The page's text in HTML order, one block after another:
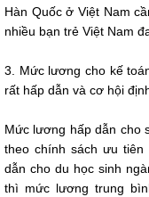
Hàn Quốc ở Việt Nam
nhiều bạn trẻ Việt Nam
3. Mức lương cho kế
rất hấp dẫn và cơ hội
Mức lương hấp dẫn cho
theo chính sách ưu
dẫn cho du học sinh
thì mức lương trung